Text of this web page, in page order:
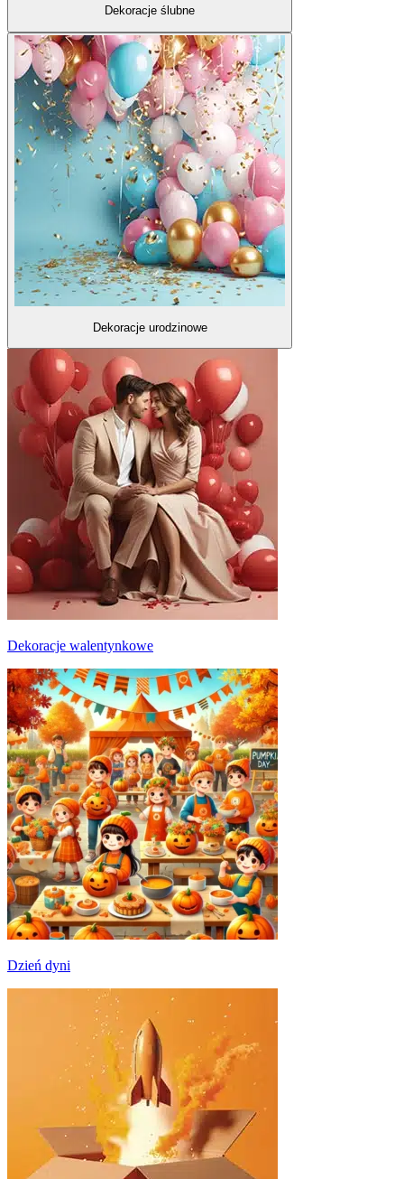
Dekoracje ślubne
Dekoracje urodzinowe
Dekoracje walentynkowe
Dzień dyni